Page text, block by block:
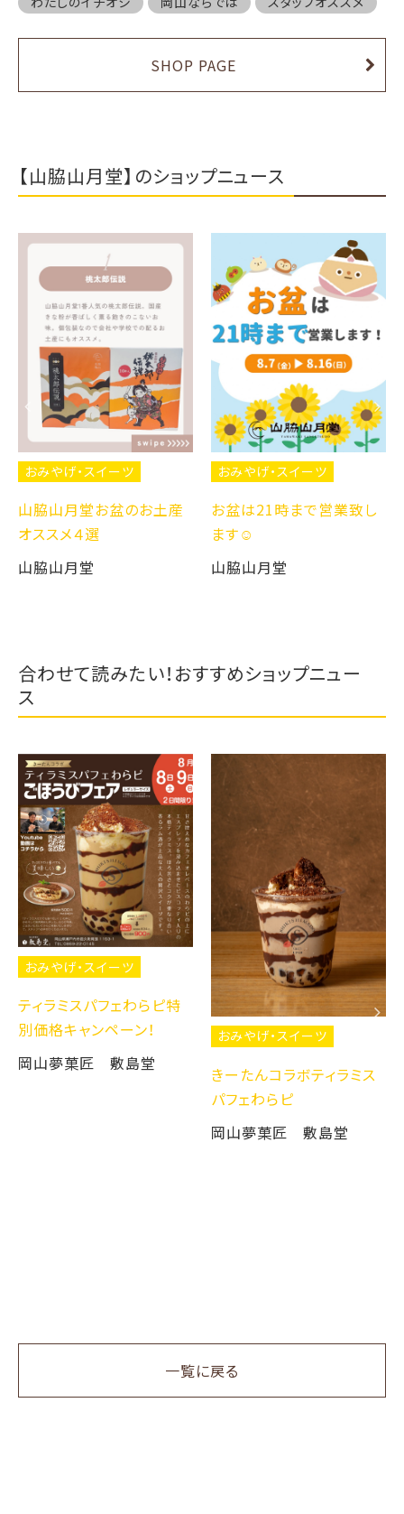
SHOP PAGE
【山脇山月堂】のショップニュース
おみやげ・スイーツ
山脇山月堂お盆のお土産
オススメ４選
山脇山月堂
おみやげ・スイーツ
お盆は21時まで営業致し
ます☺️
山脇山月堂
合わせて読みたい！おすすめショップニュー
ス
おみやげ・スイーツ
ティラミスパフェわらピ特
別価格キャンペーン！
岡山夢菓匠 敷島堂
おみやげ・スイーツ
きーたんコラボティラミス
パフェわらピ
岡山夢菓匠 敷島堂
一覧に戻る